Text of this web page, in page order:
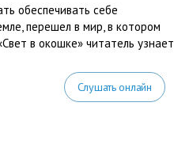
обеспечивать себе
перешел в мир, в котором
в окошке» читатель узнает
Слушать онлайн